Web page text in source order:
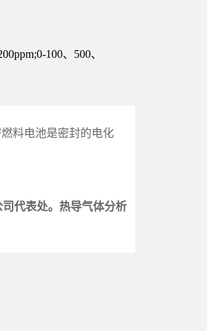
100、500、
料电池是密封的电化
司代表处。热导气体分析